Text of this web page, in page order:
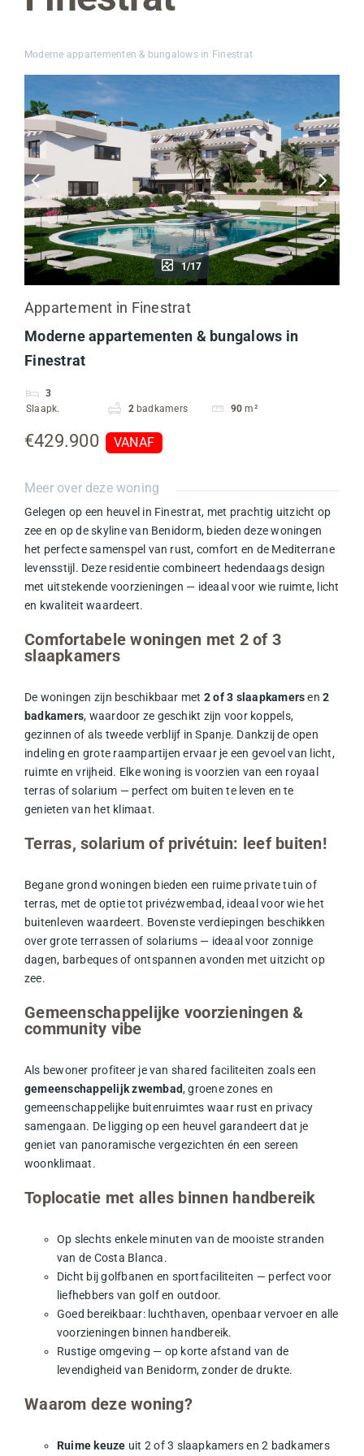
Moderne appartementen & bungalows in Finestrat
1/17
Appartement in Finestrat
Moderne appartementen & bungalows in
Finestrat
3
Slaapk.
2 badkamers 90 m²
€429.900 VANAF
Meer over deze woning
Gelegen op een heuvel in Finestrat, met prachtig uitzicht op
zee en op de skyline van Benidorm, bieden deze woningen
het perfecte samenspel van rust, comfort en de Mediterrane
levensstijl. Deze residentie combineert hedendaags design
met uitstekende voorzieningen — ideaal voor wie ruimte, licht
en kwaliteit waardeert.
Comfortabele woningen met 2 of 3
slaapkamers
De woningen zijn beschikbaar met 2 of 3 slaapkamersen2
badkamers, waardoor ze geschikt zijn voor koppels,
gezinnen of als tweede verblijf in Spanje. Dankzij de open
indeling en grote raampartijen ervaar je een gevoel van licht,
ruimte en vrijheid. Elke woning is voorzien van een royaal
terras of solarium — perfect om buiten te leven en te
genieten van het klimaat.
Terras, solarium of privétuin: leef buiten!
Begane grond woningen bieden een ruime private tuin of
terras, met de optie tot privézwembad, ideaal voor wie het
buitenleven waardeert. Bovenste verdiepingen beschikken
over grote terrassen of solariums — ideaal voor zonnige
dagen, barbeques of ontspannen avonden met uitzicht op
zee.
Gemeenschappelijke voorzieningen &
community vibe
Als bewoner profiteer je van shared faciliteiten zoals een
gemeenschappelijk zwembad, groene zones en
gemeenschappelijke buitenruimtes waar rust en privacy
samengaan. De ligging op een heuvel garandeert dat je
geniet van panoramische vergezichten én een sereen
woonklimaat.
Toplocatie met alles binnen handbereik
Op slechts enkele minuten van de mooiste stranden
van de Costa Blanca.
Dicht bij golfbanen en sportfaciliteiten — perfect voor
liefhebbers van golf en outdoor.
Goed bereikbaar: luchthaven, openbaar vervoer en alle
voorzieningen binnen handbereik.
Rustige omgeving — op korte afstand van de
levendigheid van Benidorm, zonder de drukte.
Waarom deze woning?
Ruime keuze uit 2 of 3 slaapkamers en 2 badkamers